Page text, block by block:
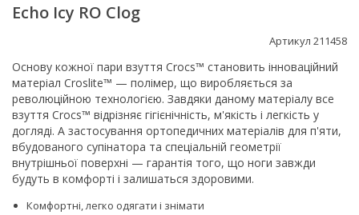
Echo Icy RO Clog
Артикул 211458
Основу кожної пари взуття Crocs™ становить інноваційний
матеріал Croslite™ — полімер, що виробляється за
революційною технологією. Завдяки даному матеріалу все
взуття Crocs™ відрізняє гігієнічність, м'якість і легкість у
догляді. А застосування ортопедичних матеріалів для п'яти,
вбудованого супінатора та спеціальній геометрії
внутрішньої поверхні — гарантія того, що ноги завжди
будуть в комфорті і залишаться здоровими.
Комфортні, легко одягати і знімати